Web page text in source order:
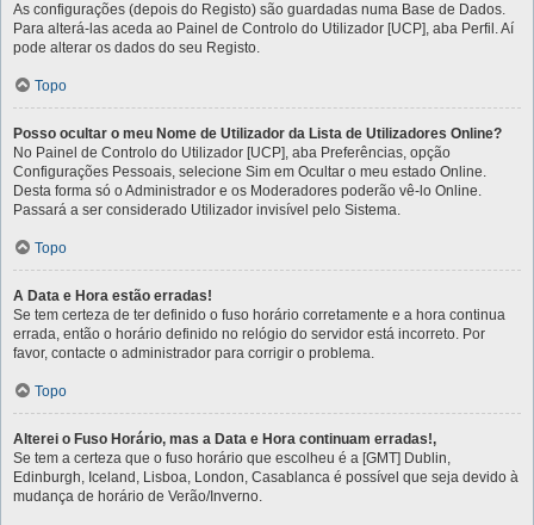
As configurações (depois do Registo) são guardadas numa Base de Dados.
Para alterá-las aceda ao Painel de Controlo do Utilizador [UCP], aba Perfil. Aí
pode alterar os dados do seu Registo.
Topo
Posso ocultar o meu Nome de Utilizador da Lista de Utilizadores Online?
No Painel de Controlo do Utilizador [UCP], aba Preferências, opção
Configurações Pessoais, selecione Sim em Ocultar o meu estado Online.
Desta forma só o Administrador e os Moderadores poderão vê-lo Online.
Passará a ser considerado Utilizador invisível pelo Sistema.
Topo
A Data e Hora estão erradas!
Se tem certeza de ter definido o fuso horário corretamente e a hora continua
errada, então o horário definido no relógio do servidor está incorreto. Por
favor, contacte o administrador para corrigir o problema.
Topo
Alterei o Fuso Horário, mas a Data e Hora continuam erradas!,
Se tem a certeza que o fuso horário que escolheu é a [GMT] Dublin,
Edinburgh, Iceland, Lisboa, London, Casablanca é possível que seja devido à
mudança de horário de Verão/Inverno.